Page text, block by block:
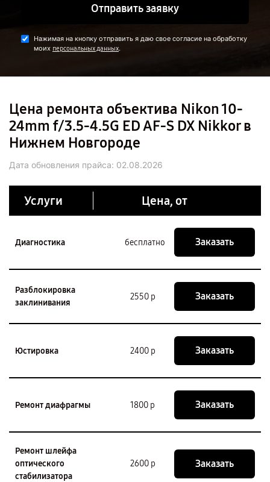
Отправить заявку
Нажимая на кнопку отправить я даю свое согласие на обработку
моих персональных данных.
Цена ремонта объектива Nikon 10-
24mm f/3.5-4.5G ED AF-S DX Nikkor в
Нижнем Новгороде
Дата обновления прайса: 02.08.2026
Услуги Цена, от
Диагностика бесплатно Заказать
Разблокировка
заклинивания
2550 р Заказать
Юстировка 2400 р Заказать
Ремонт диафрагмы 1800 р Заказать
Ремонт шлейфа
оптического
стабилизатора
2600 р Заказать